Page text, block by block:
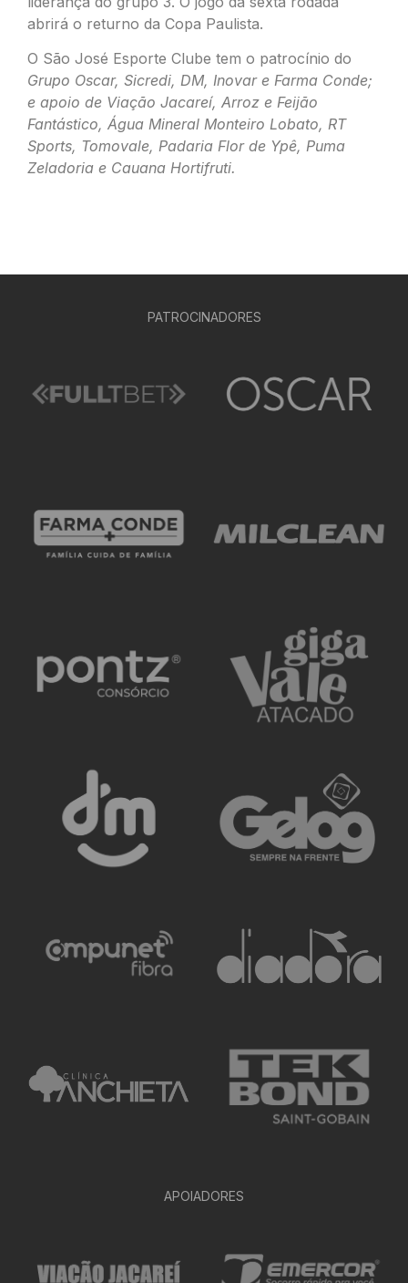
abrirá o returno da Copa Paulista.
O São José Esporte Clube tem o patrocínio do
Grupo Oscar, Sicredi, DM, Inovar e Farma Conde;
e apoio de Viação Jacareí, Arroz e Feijão
Fantástico, Água Mineral Monteiro Lobato, RT
Sports, Tomovale, Padaria Flor de Ypê, Puma
Zeladoria e Cauana Hortifruti.
PATROCINADORES
APOIADORES